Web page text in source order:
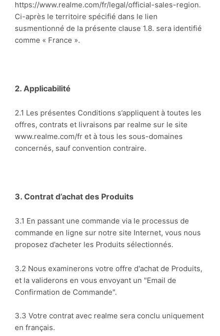
https://www.realme.com/fr/legal/official-sales-region.
Ci-après le territoire spécifié dans le lien
susmentionné de la présente clause 1.8. sera identifié
comme « France ».
2. Applicabilité
2.1 Les présentes Conditions s’appliquent à toutes les
offres, contrats et livraisons par realme sur le site
www.realme.com/fr et à tous les sous-domaines
concernés, sauf convention contraire.
3. Contrat d’achat des Produits
3.1 En passant une commande via le processus de
commande en ligne sur notre site Internet, vous nous
proposez d’acheter les Produits sélectionnés.
3.2 Nous examinerons votre offre d'achat de Produits,
et la validerons en vous envoyant un "Email de
Confirmation de Commande".
3.3 Votre contrat avec realme sera conclu uniquement
en français.